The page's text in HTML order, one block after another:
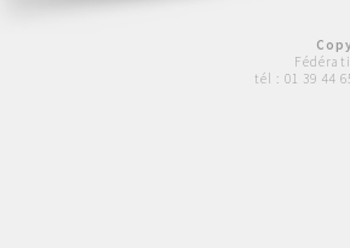
tél : 01 39 44